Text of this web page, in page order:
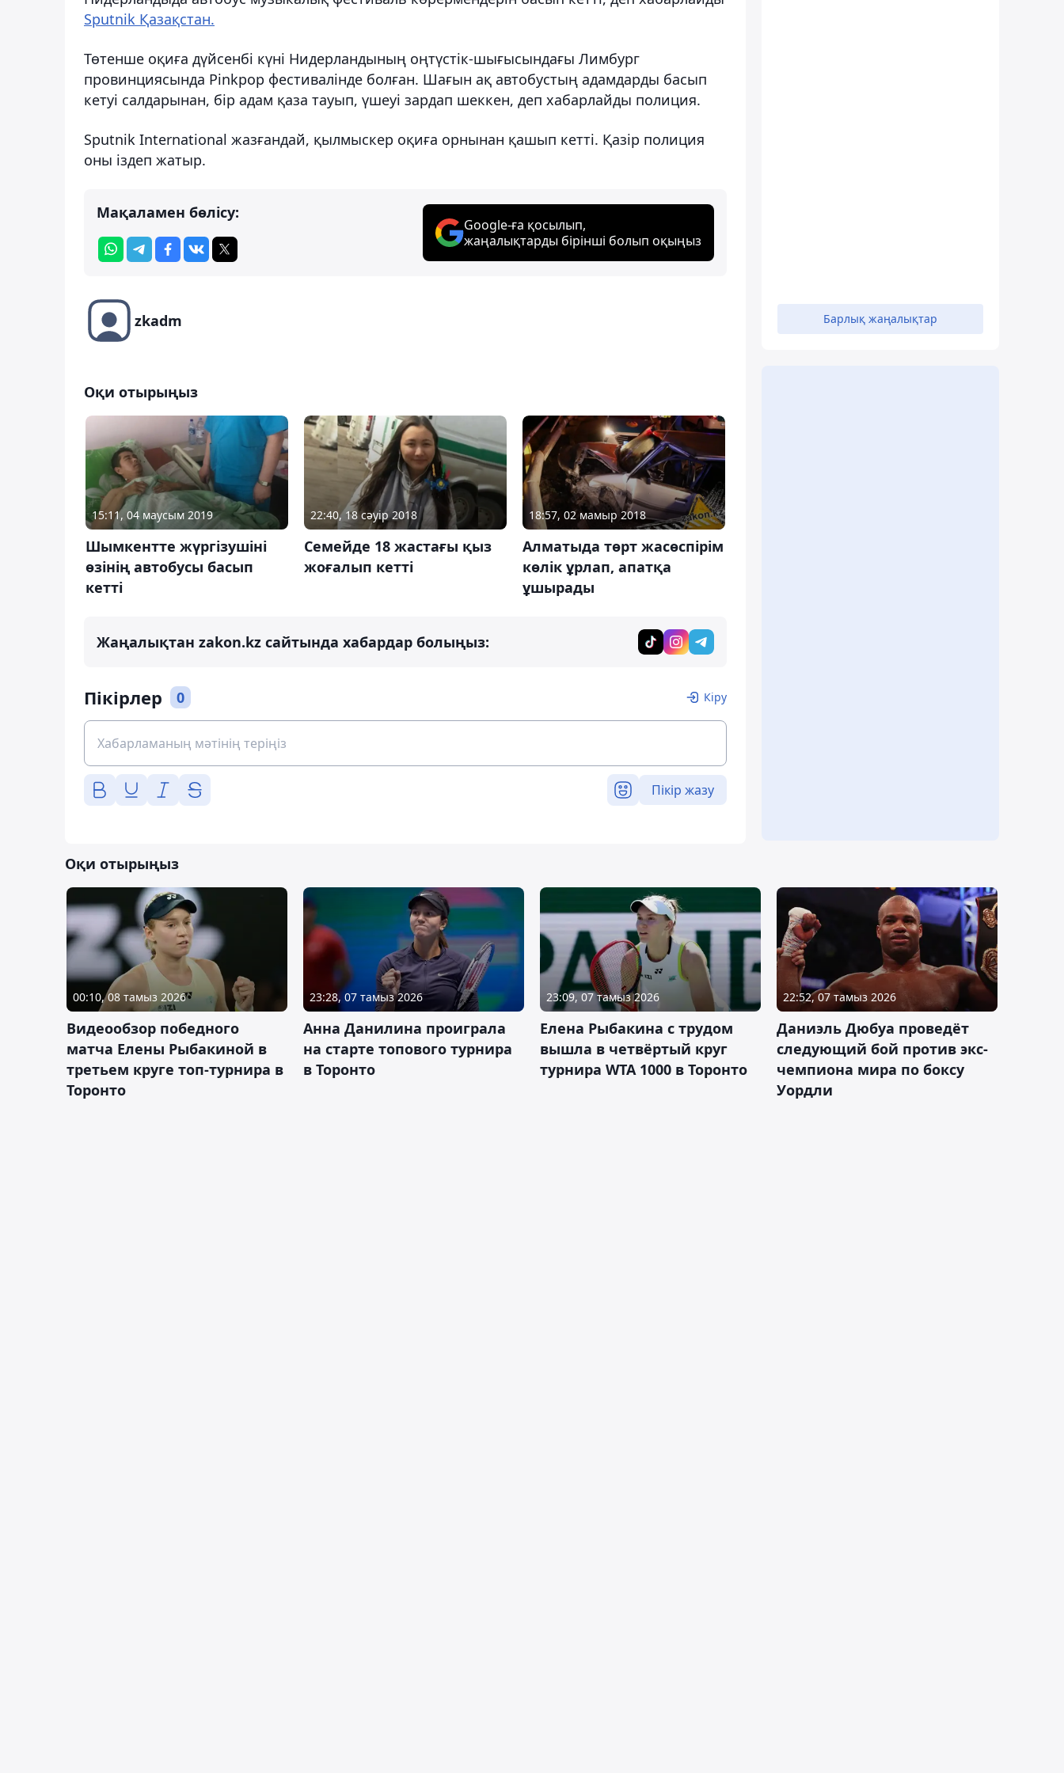
Sputnik Қазақстан.
Төтенше оқиға дүйсенбі күні Нидерландының оңтүстік-шығысындағы Лимбург
провинциясында Pinkpop фестивалінде болған. Шағын ақ автобустың адамдарды басып
кетуі салдарынан, бір адам қаза тауып, үшеуі зардап шеккен, деп хабарлайды полиция.
Sputnik International жазғандай, қылмыскер оқиға орнынан қашып кетті. Қазір полиция
оны іздеп жатыр.
Мақаламен бөлісу:
Google-ға қосылып,
жаңалықтарды бірінші болып оқыңыз
zkadm
Оқи отырыңыз
15:11, 04 маусым 2019
Шымкентте жүргізушіні
өзінің автобусы басып
кетті
22:40, 18 сәуір 2018
Семейде 18 жастағы қыз
жоғалып кетті
18:57, 02 мамыр 2018
Алматыда төрт жасөспірім
көлік ұрлап, апатқа
ұшырады
Жаңалықтан zakon.kz сайтында хабардар болыңыз:
Пікірлер 0 Кіру
Пікір жазу
Барлық жаңалықтар
Оқи отырыңыз
00:10, 08 тамыз 2026
Видеообзор победного
матча Елены Рыбакиной в
третьем круге топ-турнира в
Торонто
23:28, 07 тамыз 2026
Анна Данилина проиграла
на старте топового турнира
в Торонто
23:09, 07 тамыз 2026
Елена Рыбакина с трудом
вышла в четвёртый круг
турнира WTA 1000 в Торонто
22:52, 07 тамыз 2026
Даниэль Дюбуа проведёт
следующий бой против экс-
чемпиона мира по боксу
Уордли